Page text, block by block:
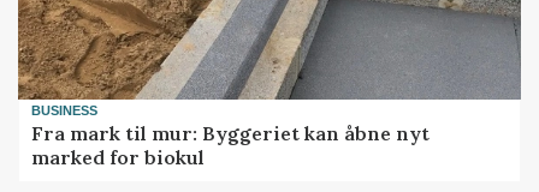
BUSINESS
Fra mark til mur: Byggeriet kan åbne nyt
marked for biokul